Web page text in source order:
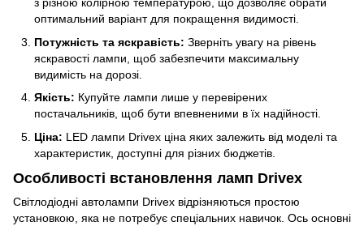
з різною колірною температурою, що дозволяє обрати
оптимальний варіант для покращення видимості.
Потужність та яскравість: Зверніть увагу на рівень
яскравості лампи, щоб забезпечити максимальну
видимість на дорозі.
Якість: Купуйте лампи лише у перевірених
постачальників, щоб бути впевненими в їх надійності.
Ціна: LED лампи Drivex ціна яких залежить від моделі та
характеристик, доступні для різних бюджетів.
Особливості встановлення ламп Drivex
Світлодіодні автолампи Drivex відрізняються простою
установкою, яка не потребує спеціальних навичок. Ось основні